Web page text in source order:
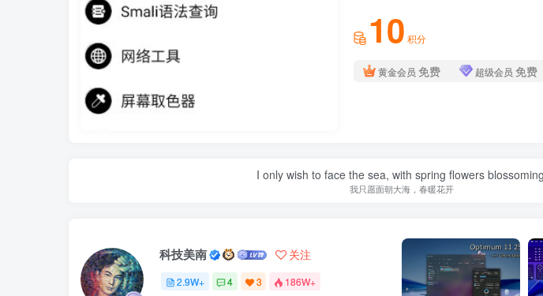
10 积分
黄金会员 免费 超级会员 免费
I only wish to face the sea, with spring flowers
我只愿面朝大海，春暖花开
科技美南 关注
2.9W+ 4 3 186W+